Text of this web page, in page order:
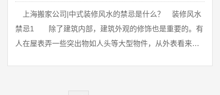
上海搬家公司|中式装修风水的禁忌是什么？ 装修风水
禁忌1 除了建筑内部，建筑外观的修饰也是重要的。有
人在屋表弄一些突出物如人头等大型物件，从外表看来好